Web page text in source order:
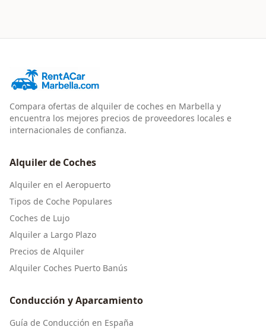
Compara ofertas de alquiler de coches en Marbella y
encuentra los mejores precios de proveedores locales e
internacionales de confianza.
Alquiler de Coches
Alquiler en el Aeropuerto
Tipos de Coche Populares
Coches de Lujo
Alquiler a Largo Plazo
Precios de Alquiler
Alquiler Coches Puerto Banús
Conducción y Aparcamiento
Guía de Conducción en España